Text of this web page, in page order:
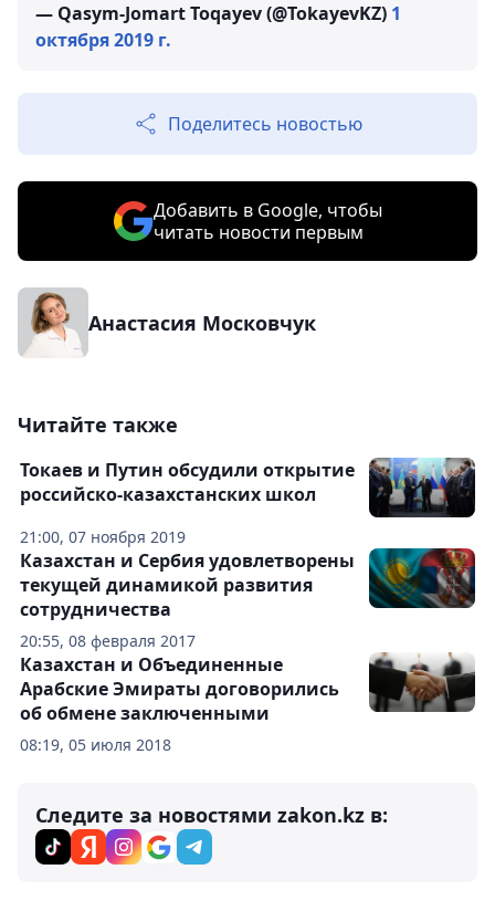
— Qasym-Jomart Toqayev (@TokayevKZ) 1
октября 2019 г.
Поделитесь новостью
Добавить в Google, чтобы
читать новости первым
Анастасия Московчук
Читайте также
21:00, 07 ноября 2019
Токаев и Путин обсудили открытие
российско-казахстанских школ
20:55, 08 февраля 2017
Казахстан и Сербия удовлетворены
текущей динамикой развития
сотрудничества
08:19, 05 июля 2018
Казахстан и Объединенные
Арабские Эмираты договорились
об обмене заключенными
Следите за новостями zakon.kz в: